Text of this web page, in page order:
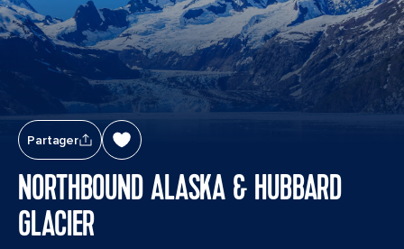
Partager
NORTHBOUND ALASKA & HUBBARD
GLACIER